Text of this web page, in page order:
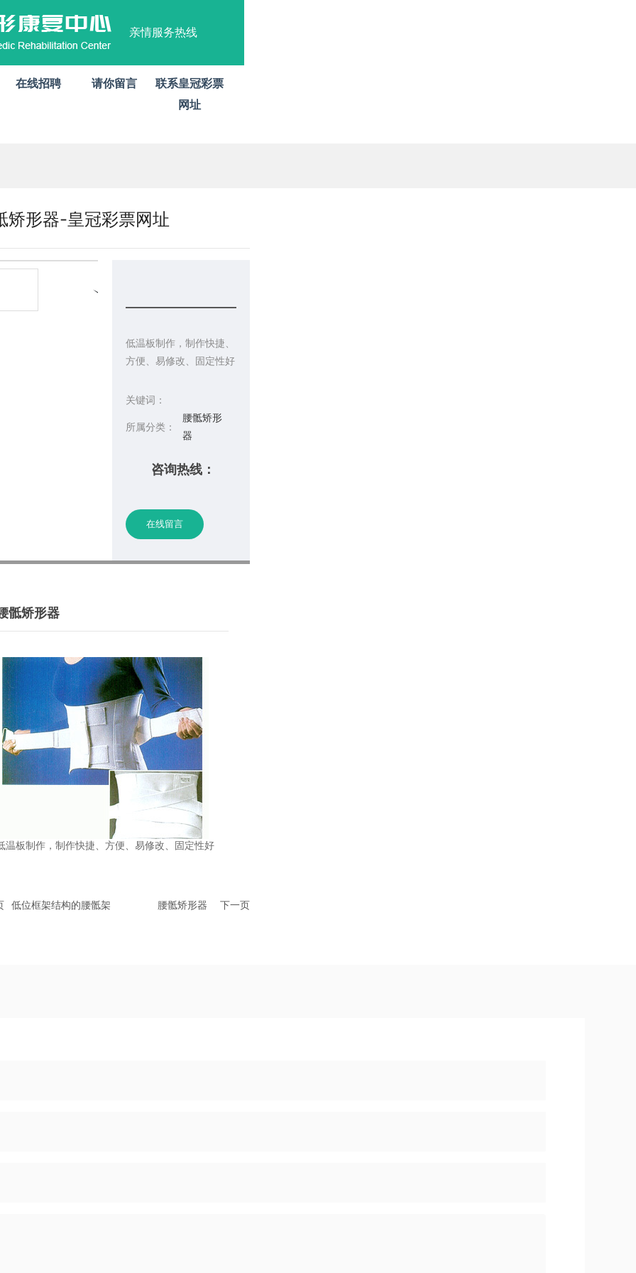
亲情服务热线
在线招聘 请你留言
联系皇冠彩票
网址
矫形器-皇冠彩票网址
低温板制作，制作快捷、
方便、易修改、固定性好
关键词：
所属分类：
腰骶矫形
器
咨询热线：
在线留言
骶矫形器
温板制作，制作快捷、方便、易修改、固定性好
低位框架结构的腰骶架 腰骶矫形器 下一页